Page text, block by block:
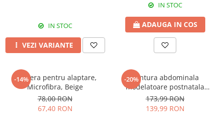
IN STOC
VEZI VARIANTE
IN STOC
ADAUGA IN COS
-14%
Bustiera pentru alaptare,
Microfibra, Beige
78,00 RON
67,40 RON
-20%Centura abdominala
modelatoare postnatala
PREMIUM, prindere velcro,
Black
173,99 RON
139,99 RON